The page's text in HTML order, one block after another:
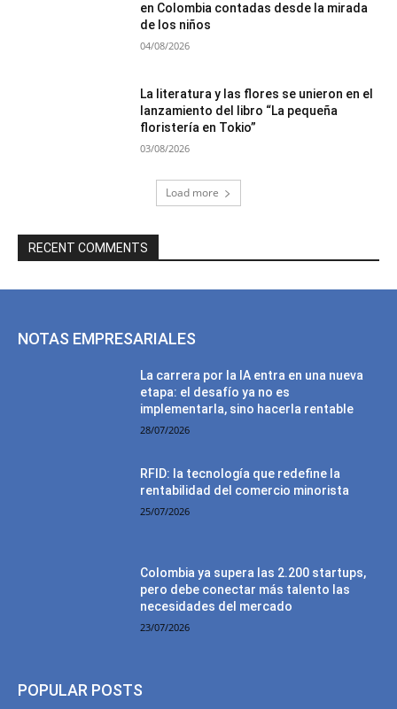
en Colombia contadas desde la mirada
de los niños
04/08/2026
La literatura y las flores se unieron en el
lanzamiento del libro “La pequeña
floristería en Tokio”
03/08/2026
Load more
RECENT COMMENTS
NOTAS EMPRESARIALES
La carrera por la IA entra en una nueva
etapa: el desafío ya no es
implementarla, sino hacerla rentable
28/07/2026
RFID: la tecnología que redefine la
rentabilidad del comercio minorista
25/07/2026
Colombia ya supera las 2.200 startups,
pero debe conectar más talento las
necesidades del mercado
23/07/2026
POPULAR POSTS